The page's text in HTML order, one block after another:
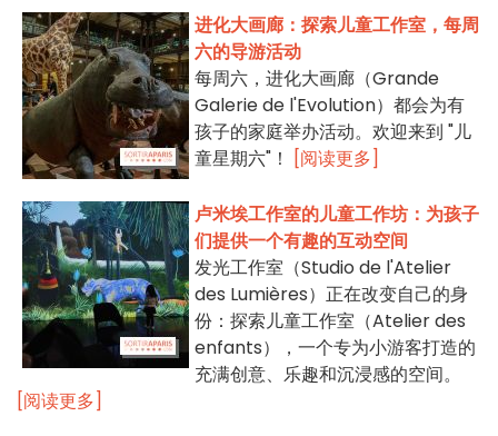
进化大画廊：探索儿童工作室，每周
六的导游活动
每周六，进化大画廊（Grande
Galerie de l'Evolution）都会为有
孩子的家庭举办活动。欢迎来到 "儿
童星期六"！
[阅读更多]
卢米埃工作室的儿童工作坊：为孩子
们提供一个有趣的互动空间
发光工作室（Studio de l'Atelier
des Lumières）正在改变自己的身
份：探索儿童工作室（Atelier des
enfants），一个专为小游客打造的
充满创意、乐趣和沉浸感的空间。
[阅读更多]